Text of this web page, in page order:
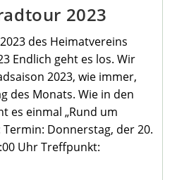
2023
des Heimatvereins
Endlich geht es los. Wir
2023, wie immer,
des Monats. Wie in den
es einmal „Rund um
Donnerstag, der 20.
Uhr Treffpunkt: